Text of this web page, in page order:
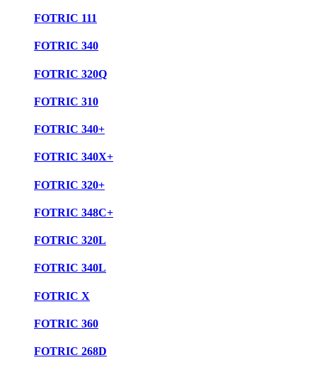
FOTRIC 111
FOTRIC 340
FOTRIC 320Q
FOTRIC 310
FOTRIC 340+
FOTRIC 340X+
FOTRIC 320+
FOTRIC 348C+
FOTRIC 320L
FOTRIC 340L
FOTRIC X
FOTRIC 360
FOTRIC 268D